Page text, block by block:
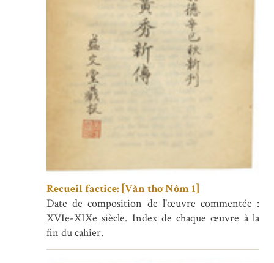
Recueil factice: [Văn thơ Nôm 1]
Date de composition de l'œuvre commentée :
XVIe-XIXe siècle. Index de chaque œuvre à la
fin du cahier.